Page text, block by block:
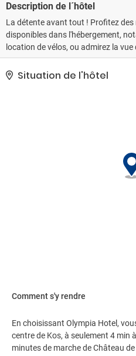
Description de l´hôtel
La détente avant tout ! Profitez
disponibles dans l'hébergement,
location de vélos, ou admirez la
une terrasse et un jardin. Parmi les
offerts par cet hôtel vous trouvez
Situation de l'hôtel
Comment s'y rendre
En choisissant Olympia Hotel,
centre de Kos, à seulement 4 min
minutes de marche de Château